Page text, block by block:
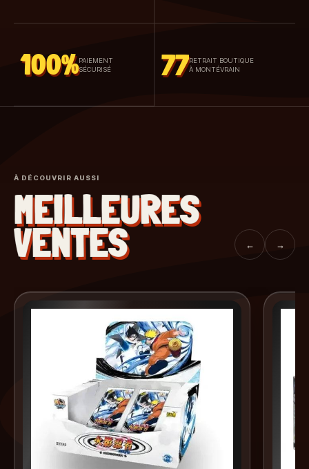
100%PAIEMENT
SÉCURISÉ
77RETRAIT BOUTIQUE
À MONTÉVRAIN
À DÉCOUVRIR AUSSI
MEILLEURES
VENTES ← →